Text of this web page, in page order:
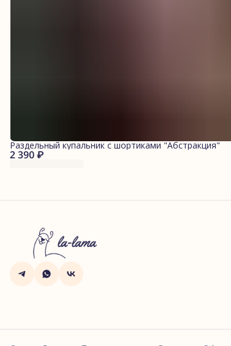
2 390 ₽
Раздельный купальник с шортиками "Абстракция"